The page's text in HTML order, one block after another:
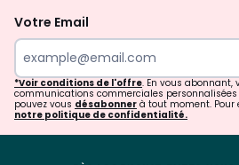
Votre Email
*Voir conditions de l'offre. En vous abonnant,
communications commerciales personnalisées
pouvez vous désabonner à tout moment. Pour
notre politique de confidentialité.